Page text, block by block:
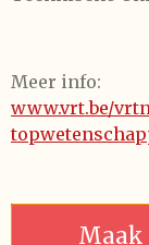
Meer info:
www.vrt.be/
Maak